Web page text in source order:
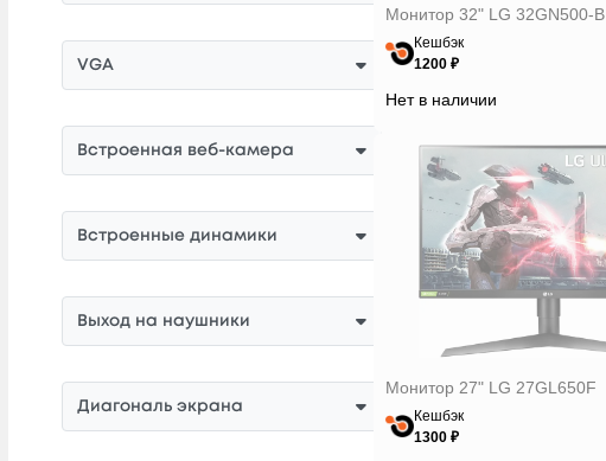
LG
MSI
Machenike
NPC
Philips
Samsung
ViewSonic
VGA
Встроенная веб-камера
Встроенные динамики
Выход на наушники
Диагональ экрана
Монитор 32" LG 32GN500-B
Кешбэк
1200 ₽
Нет в наличии
Монитор 27" LG 27GL650F
Кешбэк
1300 ₽